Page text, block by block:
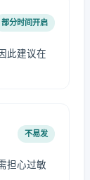
部分时间开启
此建议在
不易发
担心过敏